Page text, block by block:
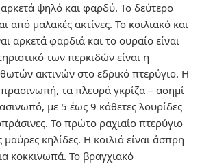
αρκετά ψηλό και φαρδύ. Το δεύτερο
από μαλακές ακτίνες. Το κοιλιακό και
αρκετά φαρδιά και το ουραίο είναι
των περκιδών είναι η
ακτινών στο εδρικό πτερύγιο. Η
πρασινωπή, τα πλευρά γκρίζα – ασημί
με 5 έως 9 κάθετες λουρίδες
Το πρώτο ραχιαίο πτερύγιο
κηλίδες. Η κοιλιά είναι άσπρη
κοκκινωπά. Το βραγχιακό